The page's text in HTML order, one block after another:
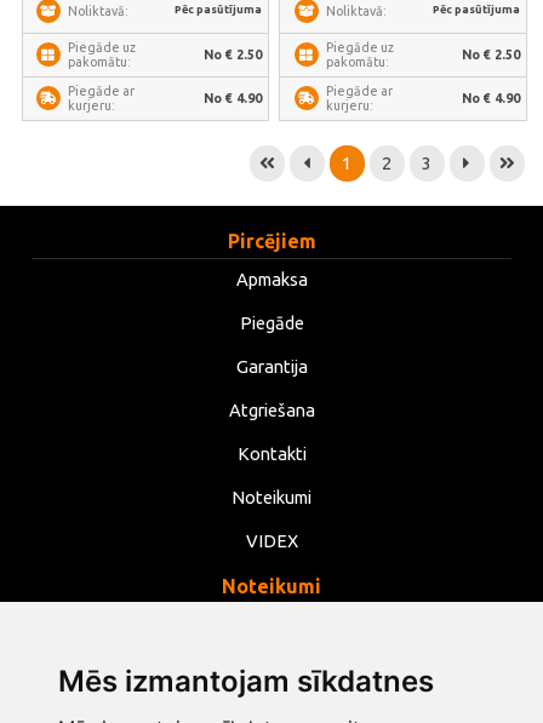
Mēs izmantojam sīkdatnes
Noliktavā: Pēc pasūtījuma
Piegāde uz
pakomātu:
No € 2.50
Piegāde ar
kurjeru:
No € 4.90
Noliktavā: Pēc pasūtījuma
Piegāde uz
pakomātu:
No € 2.50
Piegāde ar
kurjeru:
No € 4.90
1 2 3
Pircējiem
Apmaksa
Piegāde
Garantija
Atgriešana
Kontakti
Noteikumi
VIDEX
Noteikumi
Noteikumi